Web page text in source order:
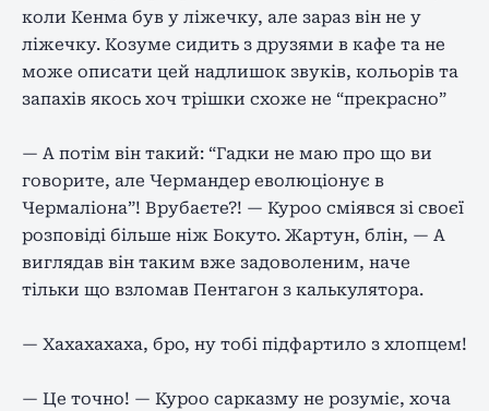
коли Кенма був у ліжечку, але зараз він не у
ліжечку. Козуме сидить з друзями в кафе та не
може описати цей надлишок звуків, кольорів та
запахів якось хоч трішки схоже не “прекрасно”
— А потім він такий: “Гадки не маю про що ви
говорите, але Чермандер еволюціонує в
Чермаліона”! Врубаєте?! — Куроо сміявся зі своєї
розповіді більше ніж Бокуто. Жартун, блін, — А
виглядав він таким вже задоволеним, наче
тільки що взломав Пентагон з калькулятора.
— Хахахахаха, бро, ну тобі підфартило з хлопцем!
— Це точно! — Куроо сарказму не розуміє, хоча